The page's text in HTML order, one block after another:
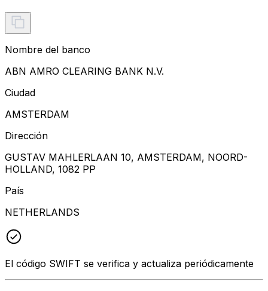
Nombre del banco
ABN AMRO CLEARING BANK N.V.
Ciudad
AMSTERDAM
Dirección
GUSTAV MAHLERLAAN 10, AMSTERDAM, NOORD-
HOLLAND, 1082 PP
País
NETHERLANDS
El código SWIFT se verifica y actualiza periódicamente